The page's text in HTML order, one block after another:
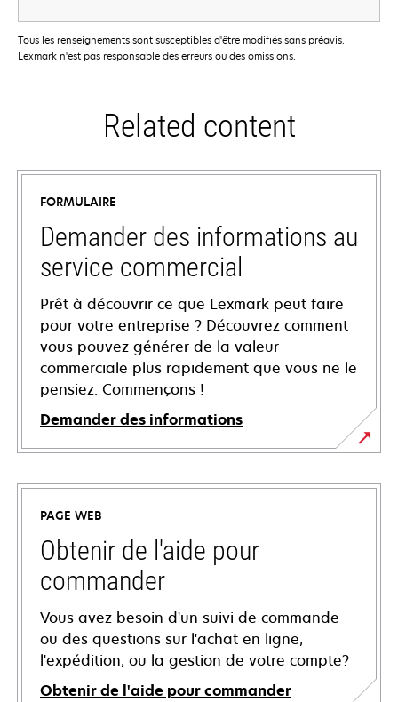
Tous les renseignements sont susceptibles d'être modifiés sans préavis.
Lexmark n'est pas responsable des erreurs ou des omissions.
Related content
FORMULAIRE
Demander des informations au
service commercial
Prêt à découvrir ce que Lexmark peut faire
pour votre entreprise ? Découvrez comment
vous pouvez générer de la valeur
commerciale plus rapidement que vous ne le
pensiez. Commençons !
Demander des informations
PAGE WEB
Obtenir de l'aide pour
commander
Vous avez besoin d'un suivi de commande
ou des questions sur l'achat en ligne,
l'expédition, ou la gestion de votre compte?
Obtenir de l'aide pour commander